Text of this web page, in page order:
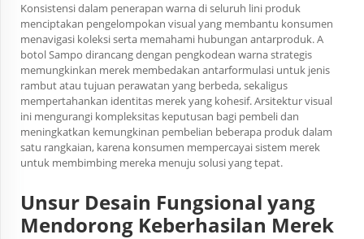
Konsistensi dalam penerapan warna di seluruh lini produk
menciptakan pengelompokan visual yang membantu konsumen
menavigasi koleksi serta memahami hubungan antarproduk. A
botol Sampo dirancang dengan pengkodean warna strategis
memungkinkan merek membedakan antarformulasi untuk jenis
rambut atau tujuan perawatan yang berbeda, sekaligus
mempertahankan identitas merek yang kohesif. Arsitektur visual
ini mengurangi kompleksitas keputusan bagi pembeli dan
meningkatkan kemungkinan pembelian beberapa produk dalam
satu rangkaian, karena konsumen mempercayai sistem merek
untuk membimbing mereka menuju solusi yang tepat.
Unsur Desain Fungsional yang
Mendorong Keberhasilan Merek